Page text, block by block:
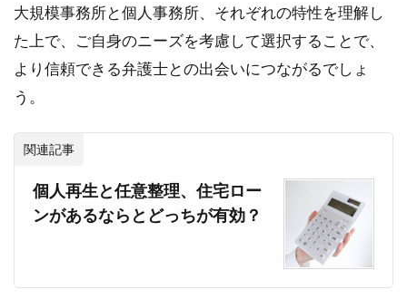
大規模事務所と個人事務所、それぞれの特性を理解し
た上で、ご自身のニーズを考慮して選択することで、
より信頼できる弁護士との出会いにつながるでしょ
う。
関連記事
個人再生と任意整理、住宅ロー
ンがあるならとどっちが有効？